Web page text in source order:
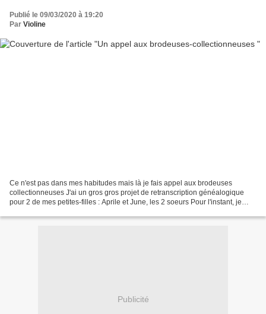
Publié le 09/03/2020 à 19:20
Par Violine
Ce n'est pas dans mes habitudes mais là je fais appel aux brodeuses
collectionneuses J'ai un gros gros projet de retranscription généalogique
pour 2 de mes petites-filles : Aprile et June, les 2 soeurs Pour l'instant, je
Publicité